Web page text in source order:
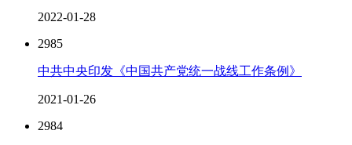
2022-01-28
2985
中共中央印发《中国共产党统一战线工作条例》
2021-01-26
2984